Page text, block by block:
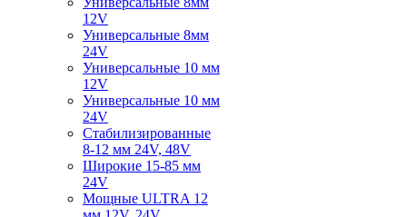
12V
Универсальные 8мм
24V
Универсальные 10 мм
12V
Универсальные 10 мм
24V
Стабилизированные
8-12 мм 24V, 48V
Широкие 15-85 мм
24V
Мощные ULTRA 12